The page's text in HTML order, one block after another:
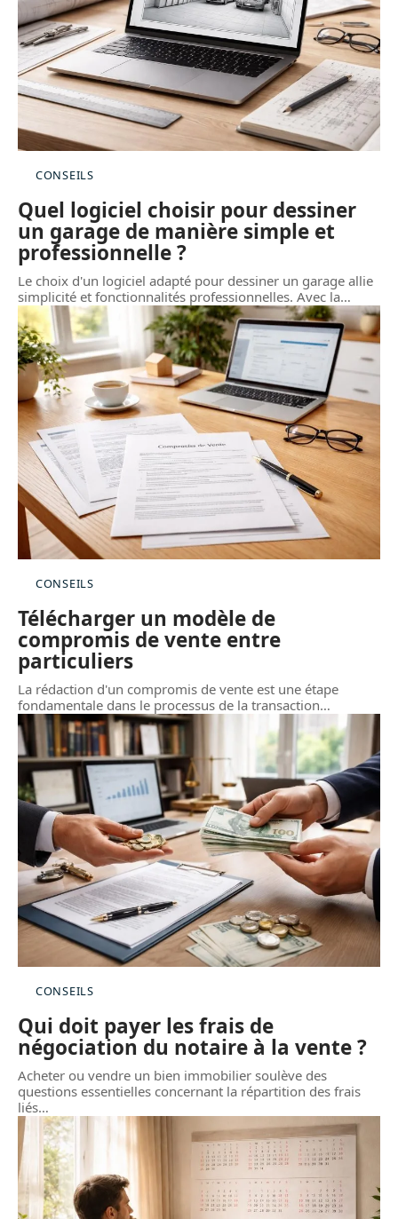
CONSEILS
Quel logiciel choisir pour dessiner
un garage de manière simple et
professionnelle ?
Le choix d'un logiciel adapté pour dessiner un garage allie
simplicité et fonctionnalités professionnelles. Avec la…
CONSEILS
Télécharger un modèle de
compromis de vente entre
particuliers
La rédaction d'un compromis de vente est une étape
fondamentale dans le processus de la transaction…
CONSEILS
Qui doit payer les frais de
négociation du notaire à la vente ?
Acheter ou vendre un bien immobilier soulève des
questions essentielles concernant la répartition des frais
liés…